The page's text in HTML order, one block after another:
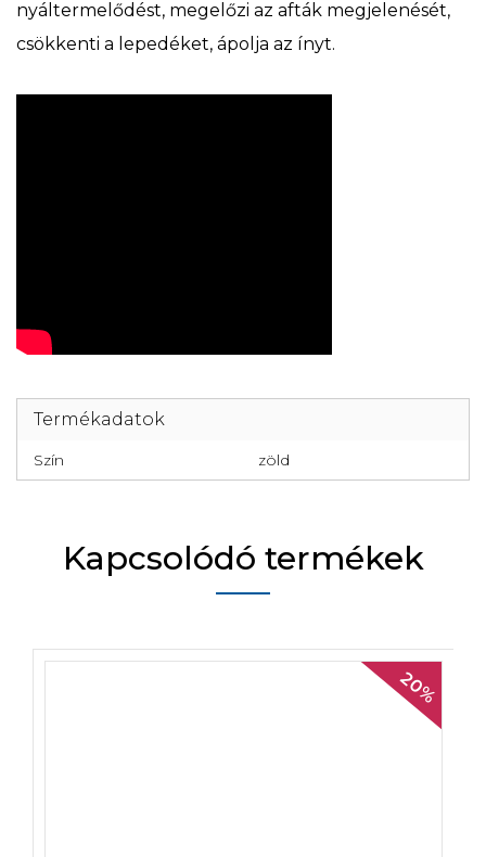
nyáltermelődést, megelőzi az afták megjelenését,
csökkenti a lepedéket, ápolja az ínyt.
Termékadatok
Szín zöld
Kapcsolódó termékek
20%